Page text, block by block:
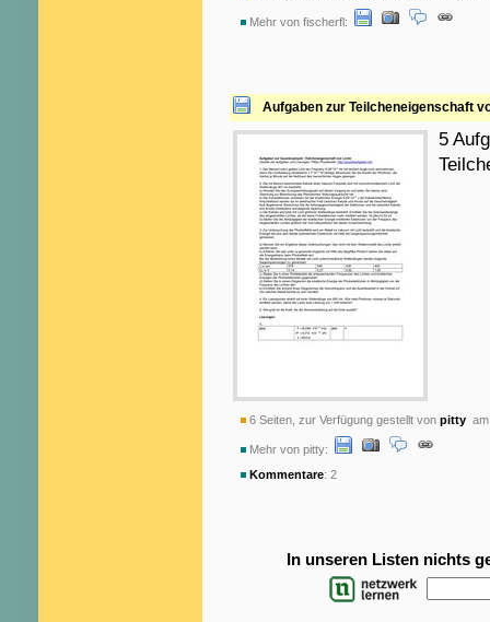
Mehr von fischerfl:
Aufgaben zur Teilcheneigenschaft
5
6 Seiten, zur Verfügung gestellt von pitty
Mehr von pitty:
Kommentare: 2
In unseren Listen nichts